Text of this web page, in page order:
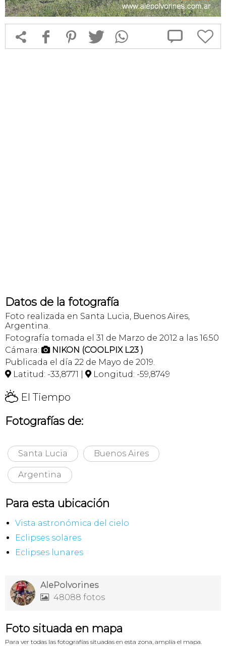
 f 1 T  
Datos de la fotografía
Foto realizada en Santa Lucia, Buenos Aires,
Argentina.
Fotografía tomada el 31 de Marzo de 2012 a las 16:50
Cámara:  NIKON (COOLPIX L23 )
Publicada el día 22 de Mayo de 2019.
 Latitud: -33,8771 |  Longitud: -59,8749
H El Tiempo
Fotografías de:
Santa Lucia Buenos Aires
Argentina
Para esta ubicación
Vista astronómica del cielo
Eclipses solares
Eclipses lunares
AlePolvorines
 48088 fotos
Foto situada en mapa
Para ver todas las fotografías situadas en esta zona, amplía el mapa.